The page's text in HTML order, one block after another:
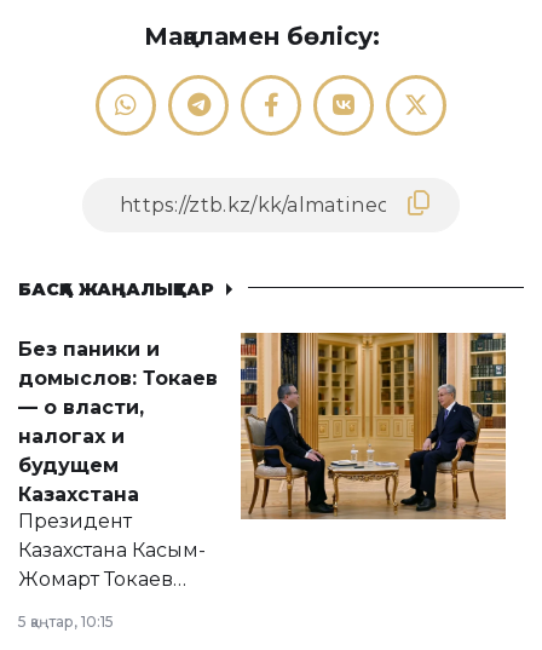
Мақаламен бөлісу:
БАСҚА ЖАҢАЛЫҚТАР
Без паники и
домыслов: Токаев
— о власти,
налогах и
будущем
Казахстана
Президент
Казахстана Касым-
Жомарт Токаев
сразу несколько
5 қаңтар, 10:15